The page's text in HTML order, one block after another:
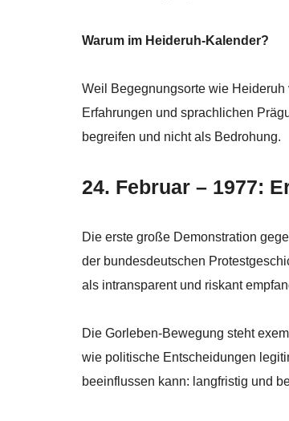
Warum im Heideruh-Kalender?
Weil Begegnungsorte wie
Erfahrungen und sprachlichen
begreifen und nicht als Bedrohung.
24. Februar – 1977:
Die erste große Demonstration
der bundesdeutschen
als intransparent und riskant
Die Gorleben-Bewegung steht
wie politische Entscheidungen
beeinflussen kann: langfristig und